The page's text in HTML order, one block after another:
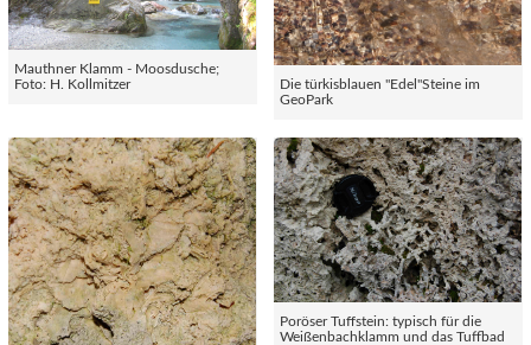
Mauthner Klamm - Moosdusche;
Foto: H. Kollmitzer
Die türkisblauen "Edel"Steine im
GeoPark
Poröser Tuffstein: typisch für die
Weißenbachklamm und das Tuffbad